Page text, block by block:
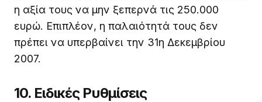
η αξία τους να μην ξεπερνά τις 250.000
ευρώ. Επιπλέον, η παλαιότητά τους δεν
πρέπει να υπερβαίνει την 31η Δεκεμβρίου
2007.
10. Ειδικές Ρυθμίσεις